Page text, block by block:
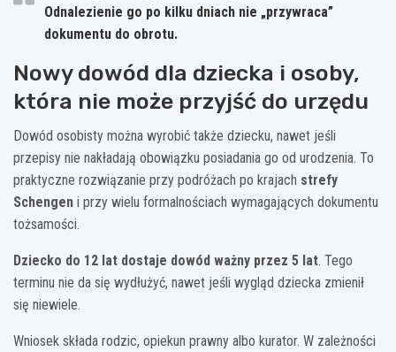
Odnalezienie go po kilku dniach nie „przywraca”
dokumentu do obrotu.
Nowy dowód dla dziecka i osoby,
która nie może przyjść do urzędu
Dowód osobisty można wyrobić także dziecku, nawet jeśli
przepisy nie nakładają obowiązku posiadania go od urodzenia. To
praktyczne rozwiązanie przy podróżach po krajach strefy
Schengen i przy wielu formalnościach wymagających dokumentu
tożsamości.
Dziecko do 12 lat dostaje dowód ważny przez 5 lat. Tego
terminu nie da się wydłużyć, nawet jeśli wygląd dziecka zmienił
się niewiele.
Wniosek składa rodzic, opiekun prawny albo kurator. W zależności